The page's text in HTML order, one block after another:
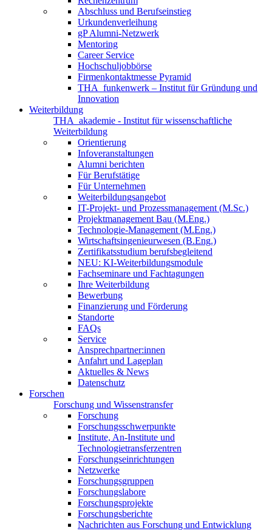
Abschluss und Berufseinstieg
Urkundenverleihung
gP Alumni-Netzwerk
Mentoring
Career Service
Hochschuljobbörse
Firmenkontaktmesse Pyramid
THA_funkenwerk – Institut für Gründung und
Innovation
Weiterbildung
THA_akademie - Institut für wissenschaftliche
Weiterbildung
Orientierung
Infoveranstaltungen
Alumni berichten
Für Berufstätige
Für Unternehmen
Weiterbildungsangebot
IT-Projekt- und Prozessmanagement (M.Sc.)
Projektmanagement Bau (M.Eng.)
Technologie-Management (M.Eng.)
Wirtschaftsingenieurwesen (B.Eng.)
Zertifikatsstudium berufsbegleitend
NEU: KI-Weiterbildungsmodule
Fachseminare und Fachtagungen
Ihre Weiterbildung
Bewerbung
Finanzierung und Förderung
Standorte
FAQs
Service
Ansprechpartner:innen
Anfahrt und Lageplan
Aktuelles & News
Datenschutz
Forschen
Forschung und Wissenstransfer
Forschung
Forschungsschwerpunkte
Institute, An-Institute und
Technologietransferzentren
Forschungseinrichtungen
Netzwerke
Forschungsgruppen
Forschungslabore
Forschungsprojekte
Forschungsberichte
Nachrichten aus Forschung und Entwicklung